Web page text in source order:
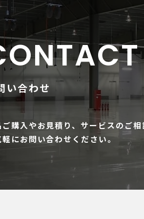
い合わせ
購入やお見積り、 サービスのご
軽にお問い合わせください。